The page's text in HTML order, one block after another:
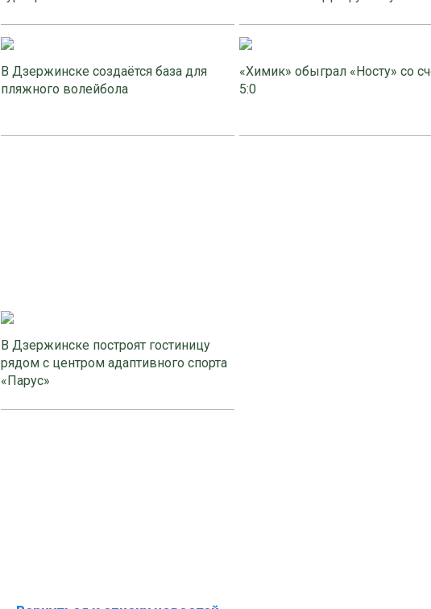
В Дзержинске создаётся база для
пляжного волейбола
«Химик» обыграл «Носту» со
5:0
В Дзержинске построят гостиницу
рядом с центром адаптивного спорта
«Парус»